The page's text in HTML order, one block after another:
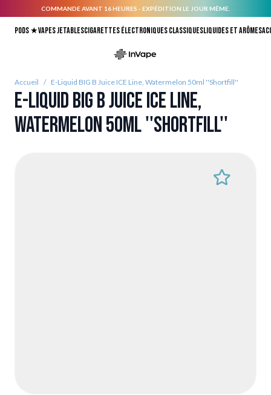
COMMANDE AVANT 16 HEURES - EXPÉDITION LE JOUR MÊME.
Pods ★Vapes jetablesCigarettes électroniques classiquesLiquides et arômes
Accueil / E-Liquid BIG B Juice ICE Line, Watermelon 50ml ''Shortfill''
E-Liquid BIG B Juice ICE Line,
Watermelon 50ml ''Shortfill''